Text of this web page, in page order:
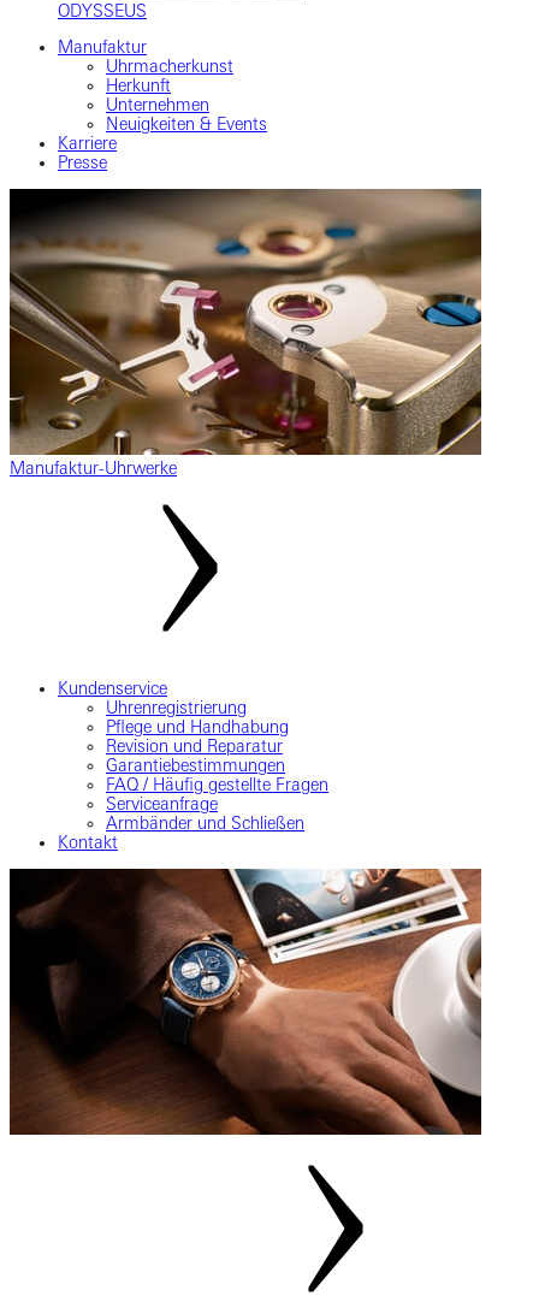
ODYSSEUS
Manufaktur
Uhrmacherkunst
Herkunft
Unternehmen
Neuigkeiten & Events
Karriere
Presse
Manufaktur-Uhrwerke
Kundenservice
Uhrenregistrierung
Pflege und Handhabung
Revision und Reparatur
Garantiebestimmungen
FAQ / Häufig gestellte Fragen
Serviceanfrage
Armbänder und Schließen
Kontakt